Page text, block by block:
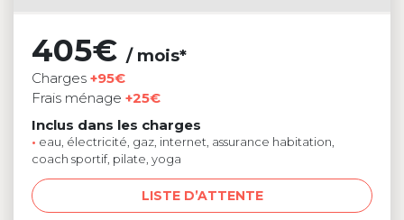
405€ / mois*
Charges +95€
Frais ménage +25€
Inclus dans les charges
• eau, électricité, gaz, internet, assurance habitation,
coach sportif, pilate, yoga
LISTE D’ATTENTE